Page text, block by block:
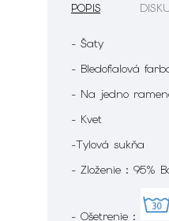
POPIS
- Šaty
- Bledofialová
- Na jedno
- Kvet
-Tylová sukňa
- Zloženie : 95%
- Ošetrenie :